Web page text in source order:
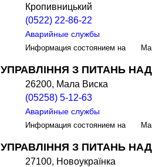
Кропивницький
(0522) 22-86-22
Аварийные службы
Информация состоянием на
УПРАВЛІННЯ З ПИТАНЬ
26200, Мала Виска
(05258) 5-12-63
Аварийные службы
Информация состоянием на
УПРАВЛІННЯ З ПИТАНЬ
27100, Новоукраїнка